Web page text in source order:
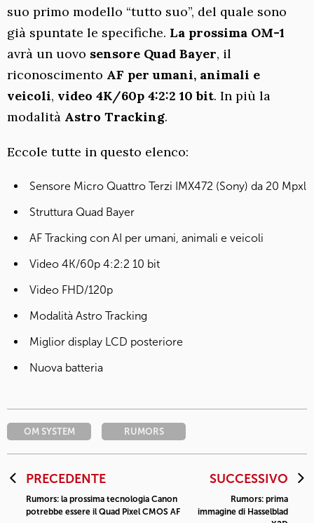
suo primo modello “tutto suo”, del quale sono
già spuntate le specifiche. La prossima OM-1
avrà un uovo sensore Quad Bayer, il
riconoscimento AF per umani, animali e
veicoli, video 4K/60p 4:2:2 10 bit. In più la
modalità Astro Tracking.
Eccole tutte in questo elenco:
Sensore Micro Quattro Terzi IMX472 (Sony) da 20 Mpxl
Struttura Quad Bayer
AF Tracking con AI per umani, animali e veicoli
Video 4K/60p 4:2:2 10 bit
Video FHD/120p
Modalità Astro Tracking
Miglior display LCD posteriore
Nuova batteria
OM SYSTEM RUMORS
PRECEDENTE
Rumors: la prossima tecnologia Canon
potrebbe essere il Quad Pixel CMOS AF
SUCCESSIVO
Rumors: prima
immagine di Hasselblad